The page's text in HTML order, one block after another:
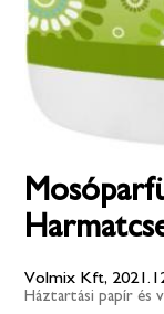
Volmix Kft,
Háztartási papír és